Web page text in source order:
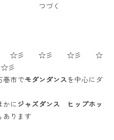
く
☆彡 ☆彡 ☆彡 ☆
巻市でモダンダンスを中心にダ
かにジャズダンス ヒップホッ
あります